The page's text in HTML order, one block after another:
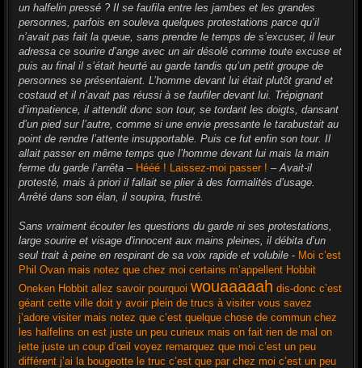
un halfelin pressé ? Il se faufila entre les jambes et les grandes
personnes, parfois en souleva quelques protestations parce qu’il
n’avait pas fait la queue, sans prendre le temps de s’excuser, il leur
adressa ce sourire d’ange avec un air désolé comme toute excuse et
puis au final il s’était heurté au garde tandis qu’un petit groupe de
personnes se présentaient. L’homme devant lui était plutôt grand et
costaud et il n’avait pas réussi à se faufiler devant lui. Trépignant
d’impatience, il attendit donc son tour, se tordant les doigts, dansant
d’un pied sur l’autre, comme si une envie pressante le tarabustait au
point de rendre l’attente insupportable. Puis ce fut enfin son tour. Il
allait passer en même temps que l’homme devant lui mais la main
ferme du garde l’arrêta – Hééé ! Laissez-moi passer ! – Avait-il
protesté, mais à priori il fallait se plier à des formalités d’usage.
Arrêté dans son élan, il soupira, frustré.
Sans vraiment écouter les questions du garde ni ses protestations,
large sourire et visage d'innocent aux mains pleines, il débita d’un
seul trait à peine en respirant de sa voix rapide et volubile - Moi c’est
Phil Ovan mais notez que chez moi certains m’appellent Hobbit
Oneken Hobbit allez savoir pourquoi wouaaaaah dis-donc c’est
géant cette ville doit y avoir plein de trucs à visiter vous savez
j’adore visiter mais notez que c’est quelque chose de commun chez
les halfelins on est juste un peu curieux mais on fait rien de mal on
jette juste un coup d’œil voyez remarquez que moi c’est un peu
différent j’ai la bougeotte le truc c’est que par chez moi c’est un peu